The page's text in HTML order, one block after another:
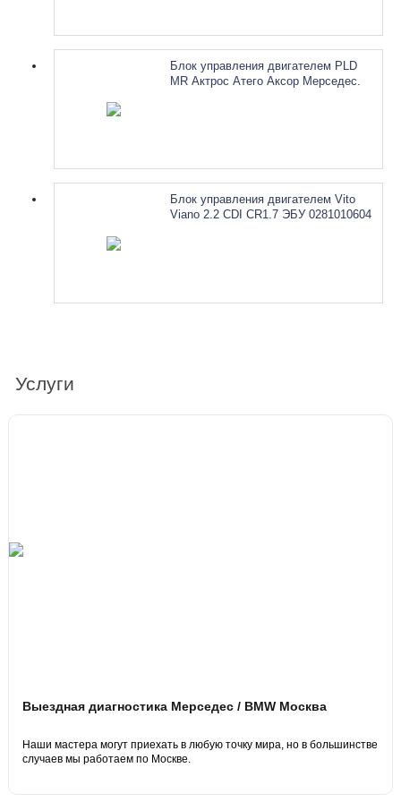
Блок управления двигателем PLD
MR Актрос Атего Аксор Мерседес.
Блок управления двигателем Vito
Viano 2.2 CDI CR1.7 ЭБУ 0281010604
Услуги
Выездная диагностика Мерседес / BMW Москва
Наши мастера могут приехать в любую точку мира, но в большинстве
случаев мы работаем по Москве.